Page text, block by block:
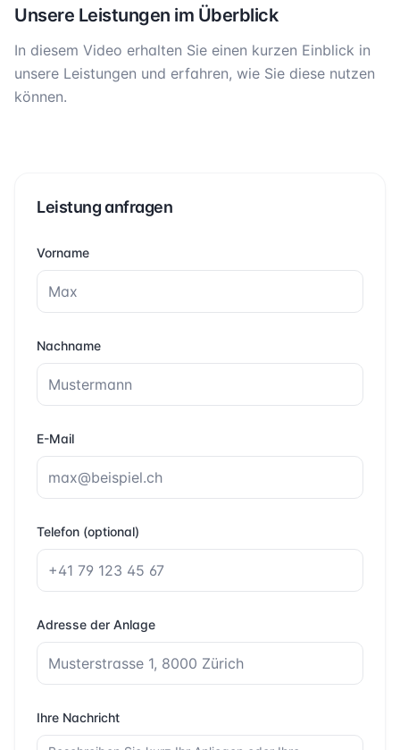
Unsere Leistungen im Überblick
In diesem Video erhalten Sie einen kurzen Einblick in
unsere Leistungen und erfahren, wie Sie diese nutzen
können.
Leistung anfragen
Vorname
Nachname
E-Mail
Telefon (optional)
Adresse der Anlage
Ihre Nachricht